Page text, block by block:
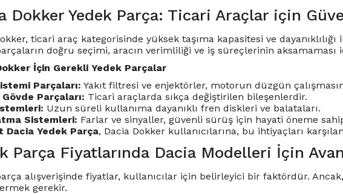
Dokker Yedek Parça: Ticari Araçlar için
ticari araç kategorisinde yüksek taşıma kapasitesi ve
doğru seçimi, aracın verimliliği ve iş süreçlerinin
İçin Gerekli Yedek Parçalar
Parçaları: Yakıt filtresi ve enjektörler, motorun düzgün
Parçaları: Ticari araçlarda sıkça değiştirilen bileşenlerdir.
Uzun süreli kullanıma dayanıklı fren diskleri ve balataları.
Sistemleri: Farlar ve sinyaller, güvenli sürüş için hayati öneme
Dacia Yedek Parça, Dacia Dokker kullanıcılarına, bu ihtiyaçları
Parça Fiyatlarında Dacia Modelleri İçin
alışverişinde fiyatlar, kullanıcılar için belirleyici bir faktördür.
gerekir.